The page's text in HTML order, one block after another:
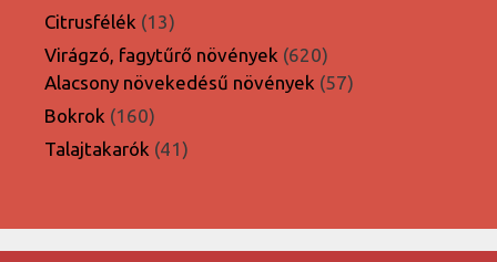
Citrusfélék 1313
termék
Virágzó, fagytűrő növények 620620
termék
Alacsony növekedésű növények 5757
Bokrok 160160
termék
Talajtakarók 4141